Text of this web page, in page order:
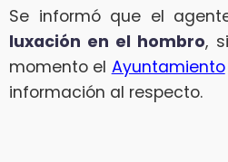
Se informó que el
luxación en el hombro,
momento el Ayuntamiento
información al respecto.